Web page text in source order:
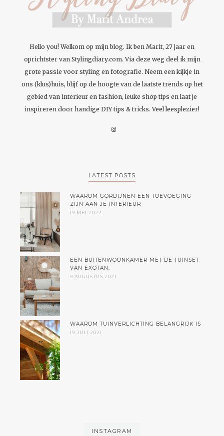
Hello you! Welkom op mijn blog. Ik ben Marit, 27 jaar en
oprichtster van Stylingdiary.com. Via deze weg deel ik mijn
grote passie voor styling en fotografie. Neem een kijkje in
ons (klus)huis, blijf op de hoogte van de laatste trends op het
gebied van interieur en fashion, leuke shop tips en laat je
inspireren door handige DIY tips & tricks. Veel leesplezier!
LATEST POSTS
WAAROM GORDIJNEN EEN TOEVOEGING
ZIJN AAN JE INTERIEUR
19 MEI 2022
EEN BUITENWOONKAMER MET DE TUINSET
VAN EXOTAN.
9 AUGUSTUS 2021
WAAROM TUINVERLICHTING BELANGRIJK IS
19 JULI 2021
INSTAGRAM